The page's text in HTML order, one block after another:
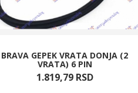
BRAVA GEPEK VRATA DONJA (2
VRATA) 6 PIN
1.819,79 RSD